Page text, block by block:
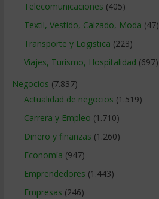
Telecomunicaciones (405)
Textil, Vestido, Calzado, Moda (47)
Transporte y Logistica (223)
Viajes, Turismo, Hospitalidad (697)
Negocios (7.837)
Actualidad de negocios (1.519)
Carrera y Empleo (1.710)
Dinero y finanzas (1.260)
Economía (947)
Emprendedores (1.443)
Empresas (246)